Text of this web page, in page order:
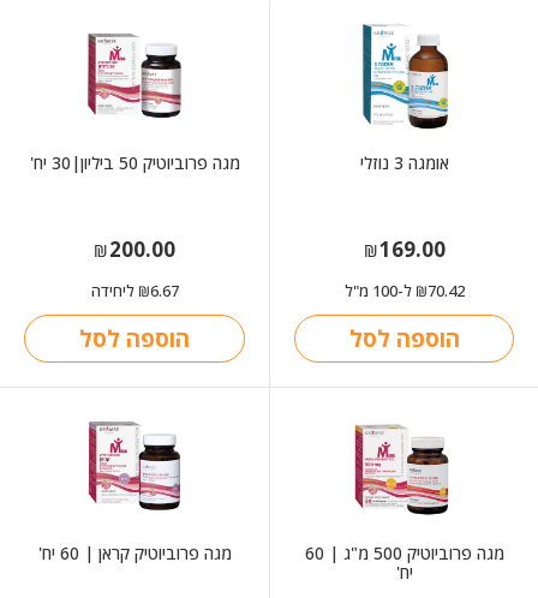
אומגה 3 נוזלי
₪169.00
₪70.42 ל-100 מ"ל
הוספה לסל
מגה פרוביוטיק 50 ביליון|30 יח'
₪200.00
₪6.67 ליחידה
הוספה לסל
מגה פרוביוטיק 500 מ"ג | 60
יח'
מגה פרוביוטיק קראן | 60 יח'